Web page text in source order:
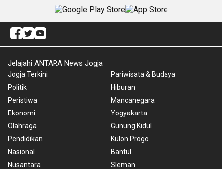
Jelajahi ANTARA News Jogja
Jogja Terkini
Politik
Peristiwa
Ekonomi
Olahraga
Pendidikan
Nasional
Nusantara
Pariwisata & Budaya
Hiburan
Mancanegara
Yogyakarta
Gunung Kidul
Kulon Progo
Bantul
Sleman